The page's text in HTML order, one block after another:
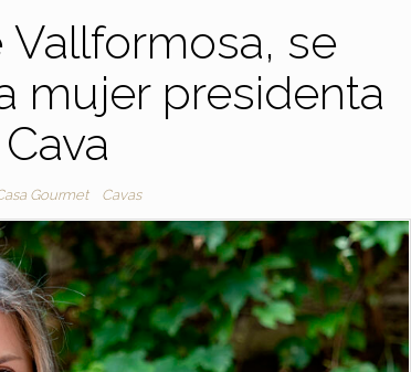
Vallformosa, se
mujer presidenta
Gourmet Cavas